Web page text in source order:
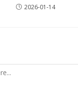
2026-01-14